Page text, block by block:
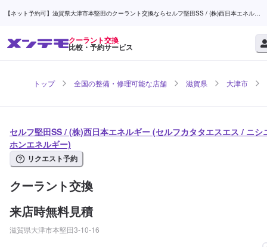
【ネット予約可】滋賀県大津市本堅田のクーラント交換ならセルフ堅田SS / (株)西日本エネルギ
クーラント交換
比較・予約サービス
トップ 全国の整備・修理可能な店舗 滋賀県 大津市
セルフ堅田SS / (株)西日本エネルギー (セルフカタタエスエス / ニシ
ホンエネルギー)
リクエスト予約
クーラント交換
来店時無料見積
滋賀県大津市本堅田3-10-16